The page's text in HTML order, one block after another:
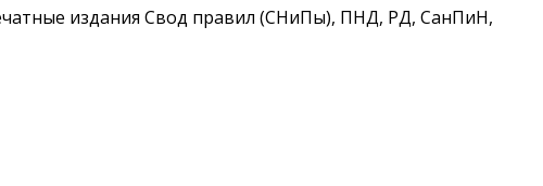
издания Свод правил (СНиПы), ПНД, РД, СанПиН,